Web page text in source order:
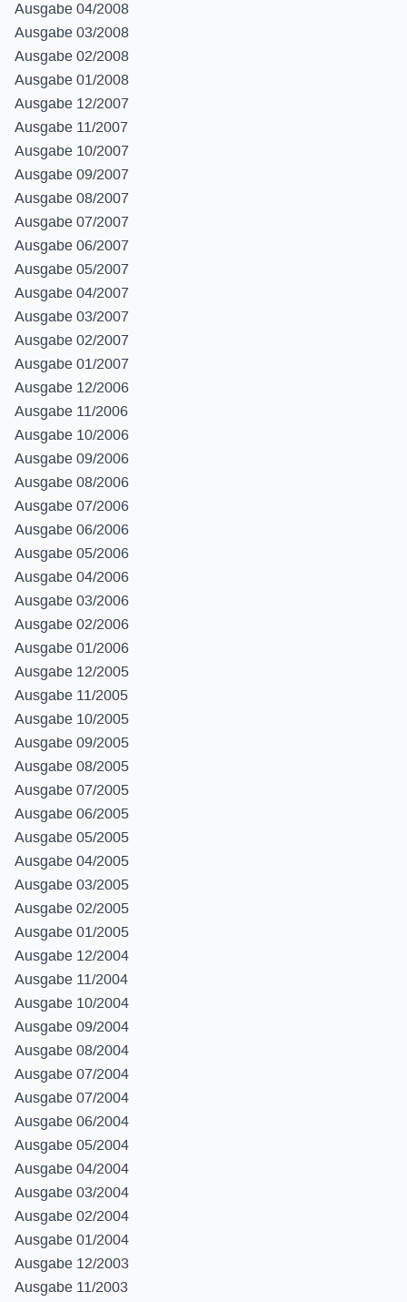
Ausgabe 04/2008
Ausgabe 03/2008
Ausgabe 02/2008
Ausgabe 01/2008
Ausgabe 12/2007
Ausgabe 11/2007
Ausgabe 10/2007
Ausgabe 09/2007
Ausgabe 08/2007
Ausgabe 07/2007
Ausgabe 06/2007
Ausgabe 05/2007
Ausgabe 04/2007
Ausgabe 03/2007
Ausgabe 02/2007
Ausgabe 01/2007
Ausgabe 12/2006
Ausgabe 11/2006
Ausgabe 10/2006
Ausgabe 09/2006
Ausgabe 08/2006
Ausgabe 07/2006
Ausgabe 06/2006
Ausgabe 05/2006
Ausgabe 04/2006
Ausgabe 03/2006
Ausgabe 02/2006
Ausgabe 01/2006
Ausgabe 12/2005
Ausgabe 11/2005
Ausgabe 10/2005
Ausgabe 09/2005
Ausgabe 08/2005
Ausgabe 07/2005
Ausgabe 06/2005
Ausgabe 05/2005
Ausgabe 04/2005
Ausgabe 03/2005
Ausgabe 02/2005
Ausgabe 01/2005
Ausgabe 12/2004
Ausgabe 11/2004
Ausgabe 10/2004
Ausgabe 09/2004
Ausgabe 08/2004
Ausgabe 07/2004
Ausgabe 07/2004
Ausgabe 06/2004
Ausgabe 05/2004
Ausgabe 04/2004
Ausgabe 03/2004
Ausgabe 02/2004
Ausgabe 01/2004
Ausgabe 12/2003
Ausgabe 11/2003